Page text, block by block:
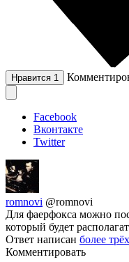
Нравится 1
Facebook
Вконтакте
Twitter
romnovi @romnovi
Для фаерфокса можно
который будет
Ответ написан более
Комментировать